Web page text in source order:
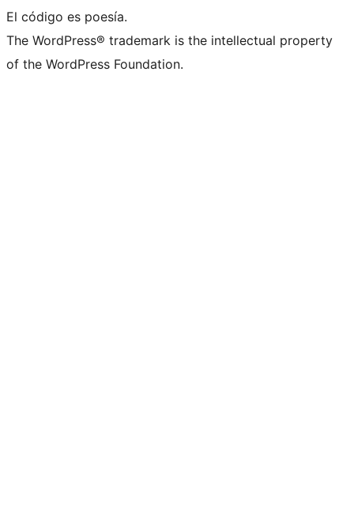
El código es poesía.
The WordPress® trademark is the intellectual property
of the WordPress Foundation.